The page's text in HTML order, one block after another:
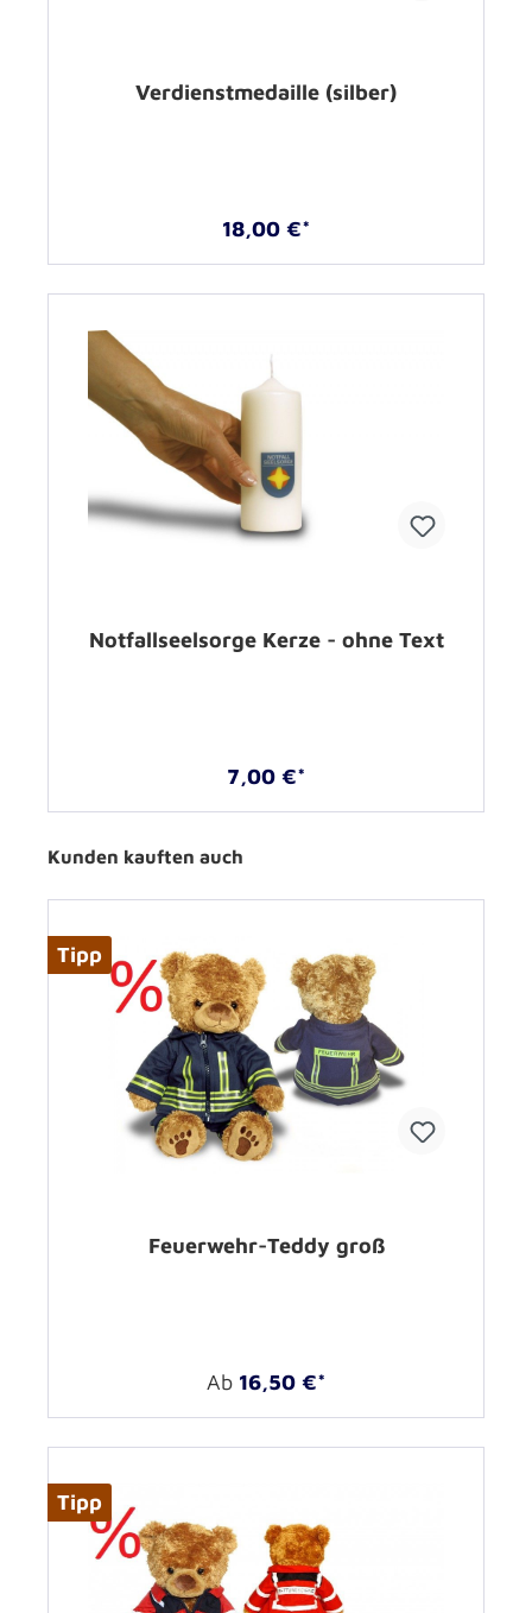
Verdienstmedaille (silber)
18,00 €*
Notfallseelsorge Kerze - ohne Text
7,00 €*
Kunden kauften auch
Tipp
Feuerwehr-Teddy groß
Ab 16,50 €*
Tipp